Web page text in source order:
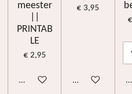
meester
PRINTAB
LE
€ 2,95
In winkelwagen
€ 3,95
Bekijk details